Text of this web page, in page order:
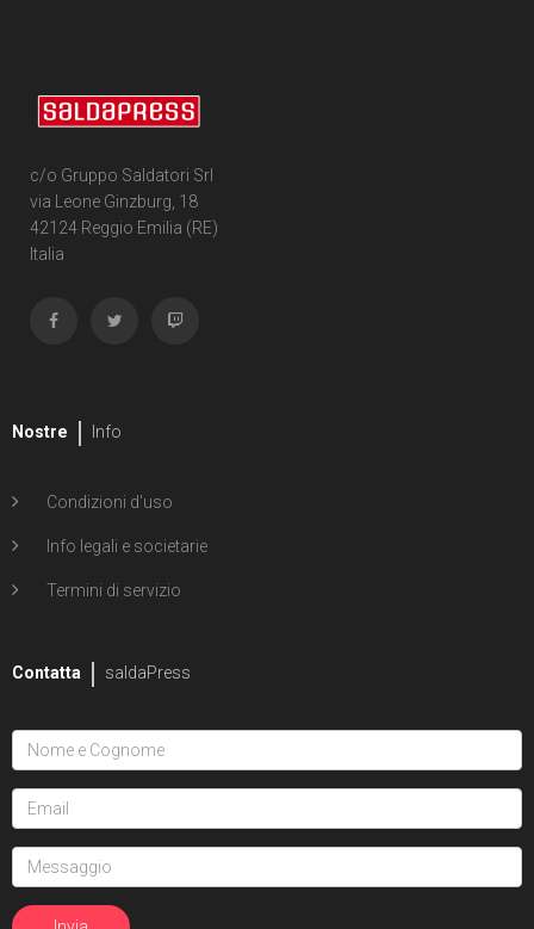
c/o Gruppo Saldatori Srl
via Leone Ginzburg, 18
42124 Reggio Emilia (RE)
Italia
Nostre Info
Condizioni d'uso
Info legali e societarie
Termini di servizio
Contatta saldaPress